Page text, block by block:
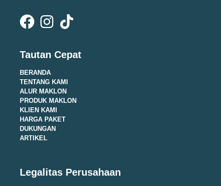
Tautan Cepat
BERANDA
TENTANG KAMI
ALUR MAKLON
PRODUK MAKLON
KLIEN KAMI
HARGA PAKET
DUKUNGAN
ARTIKEL
Legalitas Perusahaan